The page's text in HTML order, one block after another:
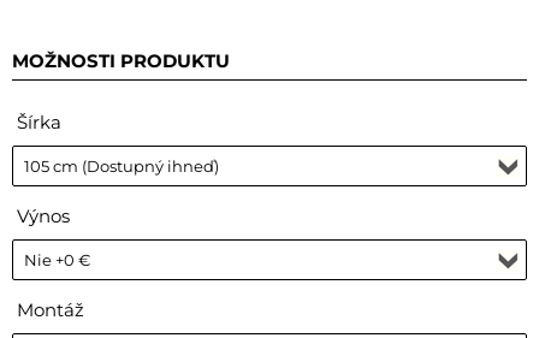
MOŽNOSTI PRODUKTU
Šírka
Výnos
Montáž